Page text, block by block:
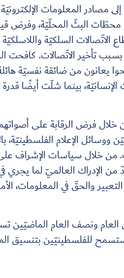
المعلومات الإلكترونيّة
محطّات البثّ المحلّيّة، وفرض
الاتّصالات السلكيّة
تأخير الاتّصالات. كافحت
يعانون من ضائقة نفسيّة
الإنسانيّة، بينما شلّت أيضًا
خلال فرض الرقابة على
الإعلام الفلسطينيّة،
من خلال سياسات الإشراف
الإدراك العالميّ لما يجري
والحقّ في المعلومات،
ونصف العام الماضيّين
للفلسطينيّين بتنسيق